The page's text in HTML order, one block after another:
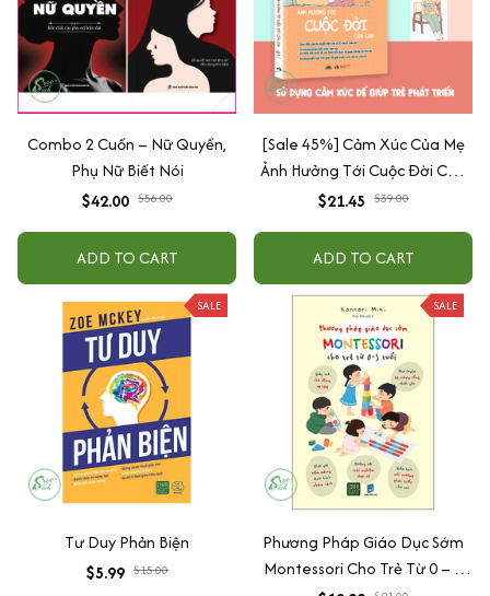
Combo 2 Cuốn – Nữ Quyền,
Phụ Nữ Biết Nói
$42.00 $56.00
ADD TO CART
[Sale 45%] Cảm Xúc Của Mẹ
Ảnh Hưởng Tới Cuộc Đời Của
Con
$21.45 $39.00
ADD TO CART
SALE
Tư Duy Phản Biện
$5.99 $15.00
SALE
Phương Pháp Giáo Dục Sớm
Montessori Cho Trẻ Từ 0 – 3